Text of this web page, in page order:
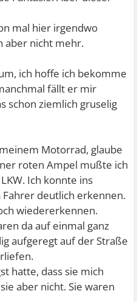
mal hier irgendwo
aber nicht mehr.
ich hoffe ich bekomme
fällt er mir
schon ziemlich gruselig
Motorrad, glaube
roten Ampel mußte ich
Ich konnte ins
deutlich erkennen.
wiedererkennen.
da auf einmal ganz
aufgeregt auf der Straße
hatte, dass sie mich
aber nicht. Sie waren